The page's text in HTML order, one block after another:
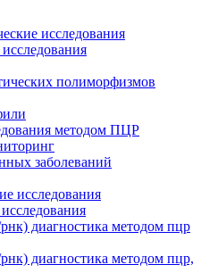
исследования
полиморфизмов
методом ПЦР
заболеваний
исследования
диагностика методом пцр
диагностика методом пцр,